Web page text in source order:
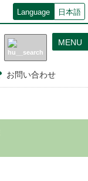
Language 日本語
お問い合わせ
MENU